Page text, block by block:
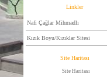
Linkler
Nafi Çağlar Mihmadlı
Kızık Boyu/Kızıklar Sitesi
Site Haritası
Site Haritası